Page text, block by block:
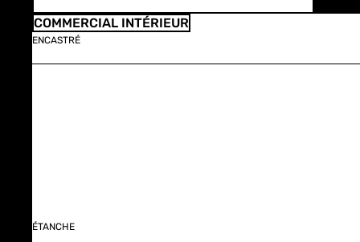
COMMERCIAL INTÉRIEUR
ENCASTRÉ
ÉTANCHE